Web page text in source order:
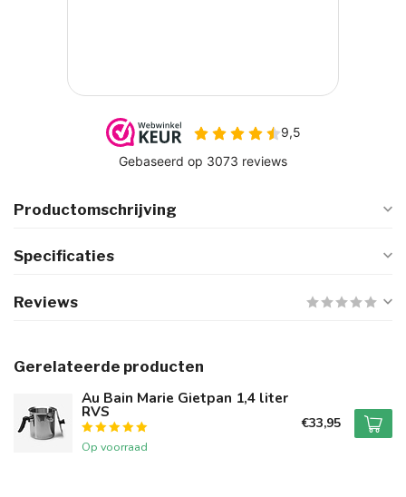
Productomschrijving
Specificaties
Reviews
Gerelateerde producten
Au Bain Marie Gietpan 1,4 liter
RVS
Op voorraad
€33,95